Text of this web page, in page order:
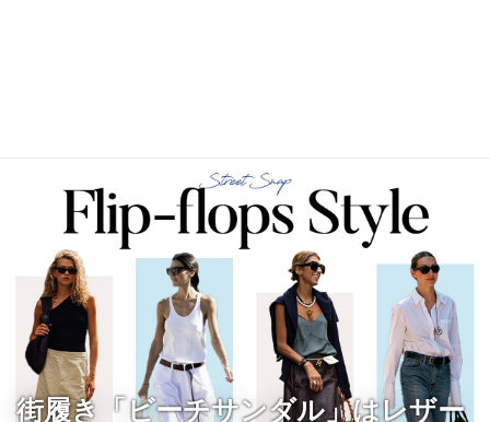
街履き「ビーチサンダル」はレザー